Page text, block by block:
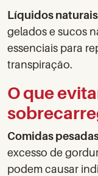
Líquidos
gelados e sucos
essenciais para
transpiração.
O que
Comidas
excesso de
podem causar